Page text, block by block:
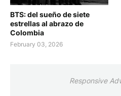
BTS: del sueño de siete
estrellas al abrazo de
Colombia
February 03, 2026
Responsive